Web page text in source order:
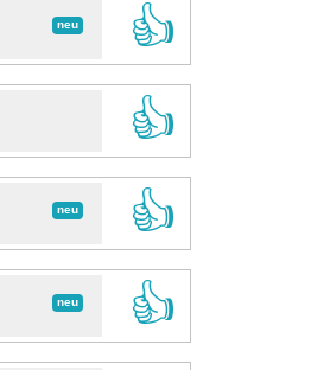
neu
👍
👍
neu
👍
neu
👍